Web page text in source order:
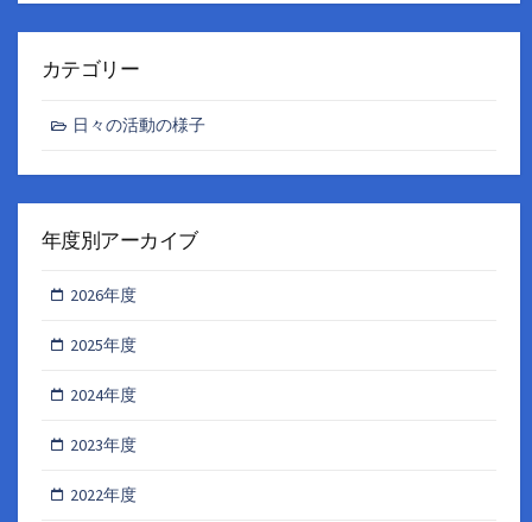
カテゴリー
日々の活動の様子
年度別アーカイブ
2026年度
2025年度
2024年度
2023年度
2022年度